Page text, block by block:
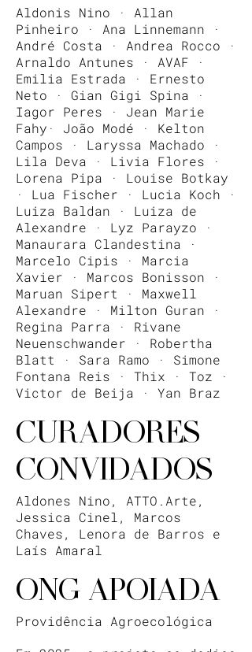
Aldonis Nino · Allan
Pinheiro · Ana Linnemann ·
André Costa · Andrea Rocco ·
Arnaldo Antunes · AVAF ·
Emilia Estrada · Ernesto
Neto · Gian Gigi Spina ·
Iagor Peres · Jean Marie
Fahy· João Modé · Kelton
Campos · Laryssa Machado ·
Lila Deva · Livia Flores ·
Lorena Pipa · Louise Botkay
· Lua Fischer · Lucia Koch ·
Luiza Baldan · Luiza de
Alexandre · Lyz Parayzo ·
Manaurara Clandestina ·
Marcelo Cipis · Marcia
Xavier · Marcos Bonisson ·
Maruan Sipert · Maxwell
Alexandre · Milton Guran ·
Regina Parra · Rivane
Neuenschwander · Robertha
Blatt · Sara Ramo · Simone
Fontana Reis · Thix · Toz ·
Victor de Beija · Yan Braz
CURADORES
CONVIDADOS
Aldones Nino, ATTO.Arte,
Jessica Cinel, Marcos
Chaves, Lenora de Barros e
Laís Amaral
ONG APOIADA
Providência Agroecológica